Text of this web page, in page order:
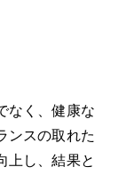
なく、健康な
ンスの取れた
上し、結果と